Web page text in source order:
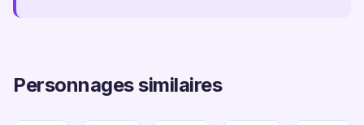
Personnages similaires